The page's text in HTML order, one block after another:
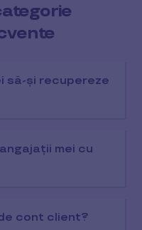
să-și recupereze
mei cu
cont client?